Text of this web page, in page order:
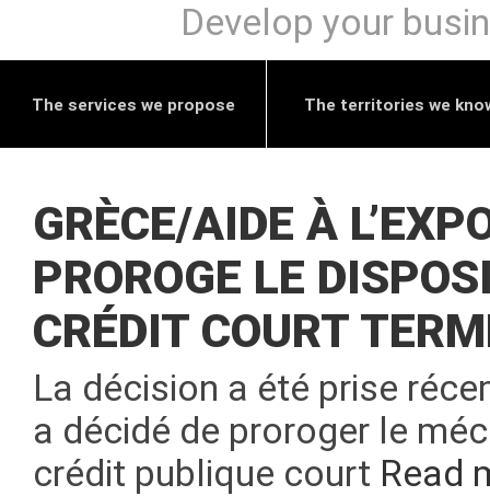
Develop your
The services we propose The territories we
GRÈCE/AIDE À
PROROGE LE
CRÉDIT COURT
La décision a été prise
a décidé de proroger le
crédit publique court Read